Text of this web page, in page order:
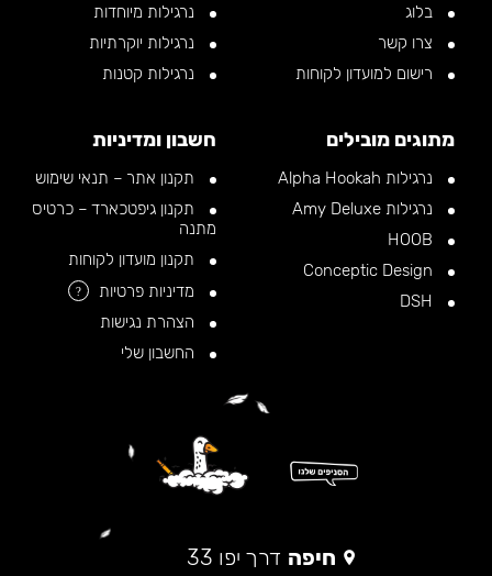
בלוג
צרו קשר
רישום למועדון לקוחות
נרגילות מיוחדות
נרגילות יוקרתיות
נרגילות קטנות
מתוגים מובילים
נרגילות Alpha Hookah
נרגילות Amy Deluxe
חשבון ומדיניות
תקנון אתר – תנאי שימוש
תקנון גיפטכארד – כרטיס
מתנה
תקנון מועדון לקוחות
מדיניות פרטיות
?
הצהרת נגישות
החשבון שלי
חיפה דרך יפו 33